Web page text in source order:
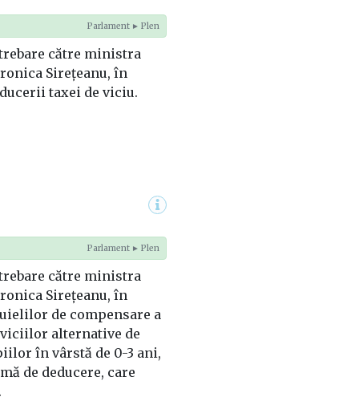
Parlament ► Plen
către ministra
Sirețeanu, în
taxei de viciu.
Parlament ► Plen
către ministra
Sirețeanu, în
de compensare a
alternative de
în vârstă de 0-3 ani,
de deducere, care